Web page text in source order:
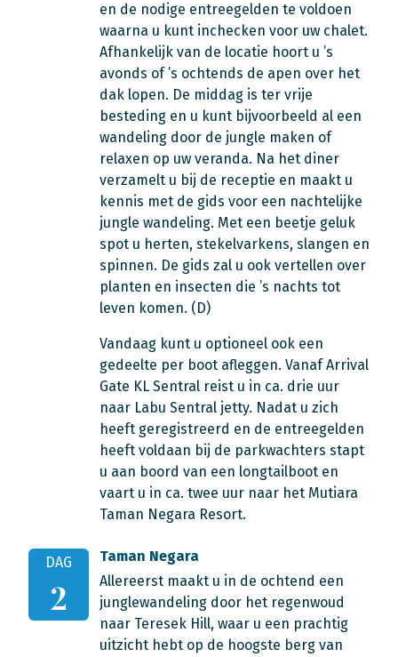
en de nodige entreegelden te voldoen
waarna u kunt inchecken voor uw chalet.
Afhankelijk van de locatie hoort u ’s
avonds of ’s ochtends de apen over het
dak lopen. De middag is ter vrije
besteding en u kunt bijvoorbeeld al een
wandeling door de jungle maken of
relaxen op uw veranda. Na het diner
verzamelt u bij de receptie en maakt u
kennis met de gids voor een nachtelijke
jungle wandeling. Met een beetje geluk
spot u herten, stekelvarkens, slangen en
spinnen. De gids zal u ook vertellen over
planten en insecten die ’s nachts tot
leven komen. (D)
Vandaag kunt u optioneel ook een
gedeelte per boot afleggen. Vanaf Arrival
Gate KL Sentral reist u in ca. drie uur
naar Labu Sentral jetty. Nadat u zich
heeft geregistreerd en de entreegelden
heeft voldaan bij de parkwachters stapt
u aan boord van een longtailboot en
vaart u in ca. twee uur naar het Mutiara
Taman Negara Resort.
DAG
2
Taman Negara
Allereerst maakt u in de ochtend een
junglewandeling door het regenwoud
naar Teresek Hill, waar u een prachtig
uitzicht hebt op de hoogste berg van